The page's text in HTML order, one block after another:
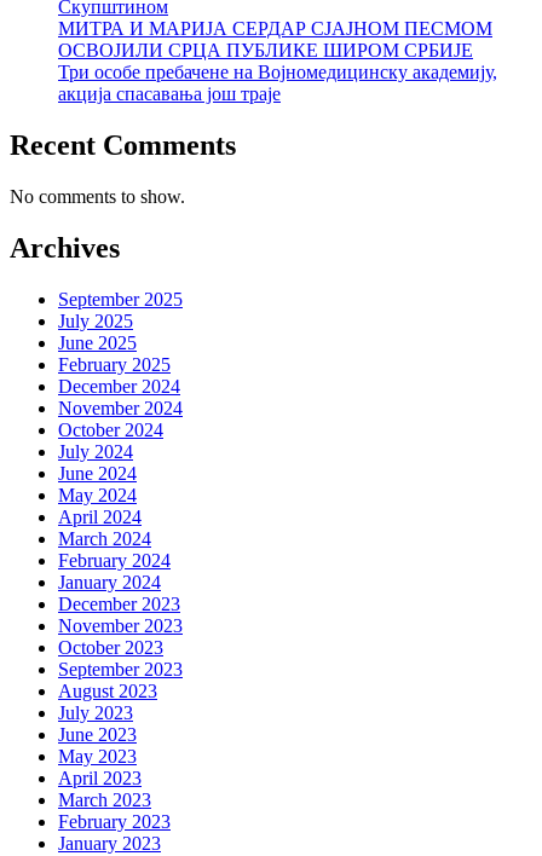
Скупштином
МИТРА И МАРИЈА СЕРДАР СЈАЈНОМ ПЕСМОМ
ОСВОЈИЛИ СРЦА ПУБЛИКЕ ШИРОМ СРБИЈЕ
Три особе пребачене на Војномедицинску академију,
акција спасавања још траје
Recent Comments
No comments to show.
Archives
September 2025
July 2025
June 2025
February 2025
December 2024
November 2024
October 2024
July 2024
June 2024
May 2024
April 2024
March 2024
February 2024
January 2024
December 2023
November 2023
October 2023
September 2023
August 2023
July 2023
June 2023
May 2023
April 2023
March 2023
February 2023
January 2023